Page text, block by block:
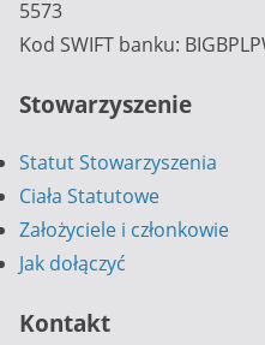
5573
Kod SWIFT banku:
Stowarzyszenie
Statut Stowarzyszenia
Ciała Statutowe
Założyciele i członkowie
Jak dołączyć
Kontakt